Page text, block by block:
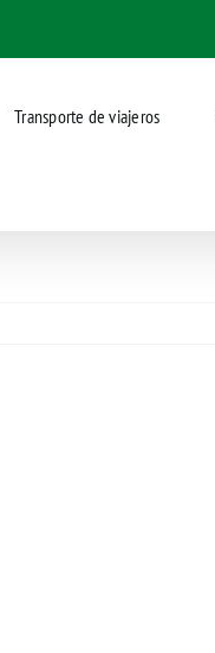
Transporte de viajeros